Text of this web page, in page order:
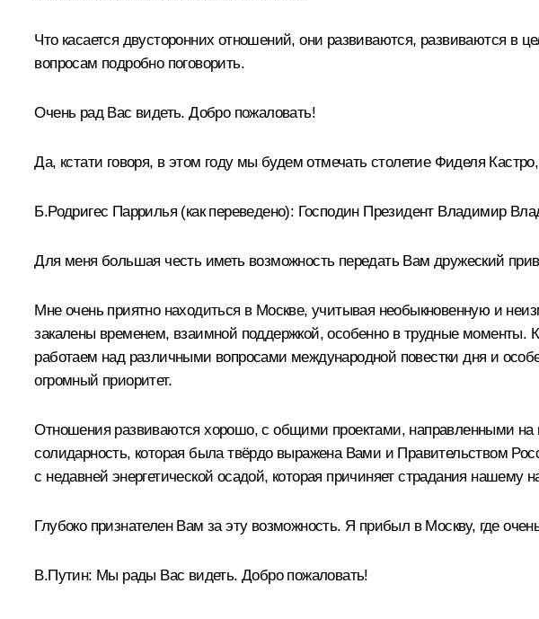
Что касается двусторонних отношений, они развиваются, развиваются в
вопросам подробно поговорить.
Очень рад Вас видеть. Добро пожаловать!
Да, кстати говоря, в этом году мы будем отмечать столетие Фиделя
Б.Родригес Паррилья (как переведено): Господин Президент Владимир
Для меня большая честь иметь возможность передать Вам дружеский
Мне очень приятно находиться в Москве, учитывая необыкновенную и
закалены временем, взаимной поддержкой, особенно в трудные моменты.
работаем над различными вопросами международной повестки дня и
огромный приоритет.
Отношения развиваются хорошо, с общими проектами, направленными
солидарность, которая была твёрдо выражена Вами и Правительством
с недавней энергетической осадой, которая причиняет страдания
Глубоко признателен Вам за эту возможность. Я прибыл в Москву, где
В.Путин: Мы рады Вас видеть. Добро пожаловать!